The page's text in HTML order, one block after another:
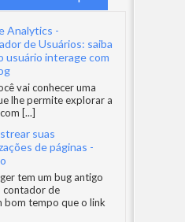
Analytics -
de Usuários: saiba
usuário interage com
vai conhecer uma
lhe permite explorar a
[...]
suas
de páginas -
tem um bug antigo
contador de
bom tempo que o link